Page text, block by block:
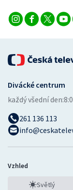
Divácké centrum
každý všední den:
261 136 113
Vzhled
Světlý